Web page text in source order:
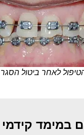
לאחר ביטול
במימד קידמי